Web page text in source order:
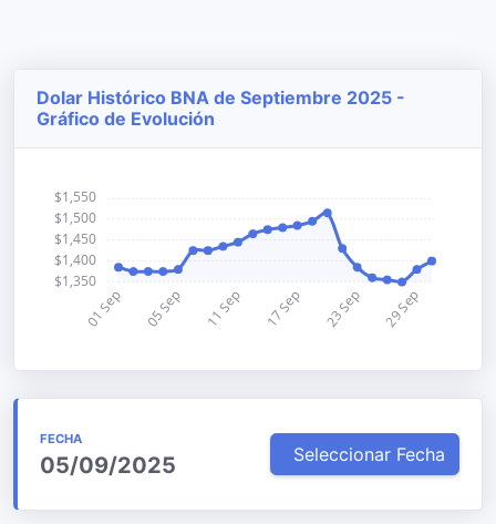
Dolar Histórico BNA de Septiembre 2025 -
Gráfico de Evolución
FECHA
05/09/2025 Seleccionar Fecha